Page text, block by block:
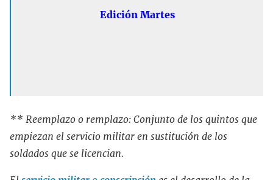
Edición Martes
** Reemplazo o remplazo: Conjunto de los quintos que
empiezan el servicio militar en sustitución de los
soldados que se licencian.